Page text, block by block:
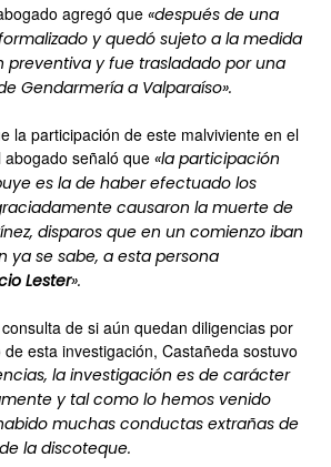
agregó que «después de una
y quedó sujeto a la medida
preventiva y fue trasladado por una
Gendarmería a Valparaíso».
la participación de este malviviente en el
señaló que «la participación
es la de haber efectuado los
causaron la muerte de
disparos que en un comienzo iban
ya se sabe, a esta persona
Lester».
de si aún quedan diligencias por
esta investigación, Castañeda sostuvo
la investigación es de carácter
y tal como lo hemos venido
muchas conductas extrañas de
la discoteque.